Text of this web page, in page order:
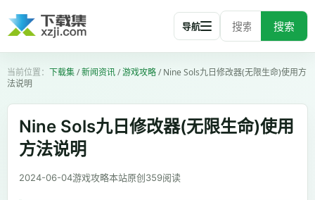
搜索
导航
下载集/新闻资讯/游戏攻略/Nine Sols九日修改器(无限生命)使用方
法说明
Nine Sols九日修改器(无限生命)使用
方法说明
2024-06-04游戏攻略本站原创359阅读